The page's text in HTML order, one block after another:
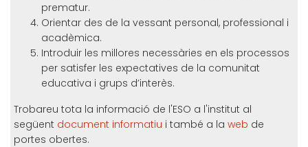
prematur.
Orientar des de la vessant personal, professional i
acadèmica.
Introduir les millores necessàries en els processos
per satisfer les expectatives de la comunitat
educativa i grups d’interès.
Trobareu tota la informació de l'ESO a l'institut al
següent document informatiu i també a la web de
portes obertes.